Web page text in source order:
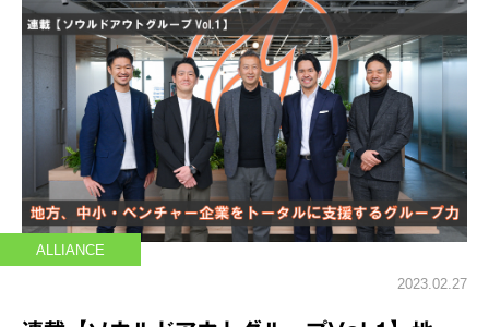
ALLIANCE
2023.02.27